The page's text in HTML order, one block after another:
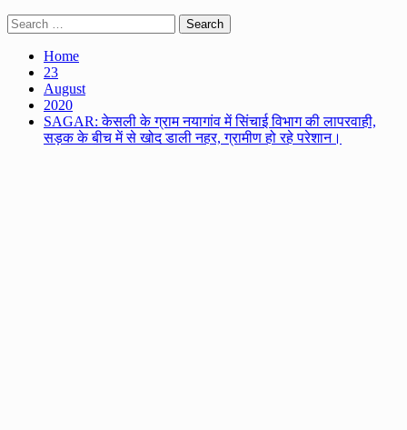
Search
for:
Home
23
August
2020
SAGAR: केसली के ग्राम नयागांव में सिंचाई विभाग की लापरवाही,
सड़क के बीच में से खोद डाली नहर, ग्रामीण हो रहे परेशान।